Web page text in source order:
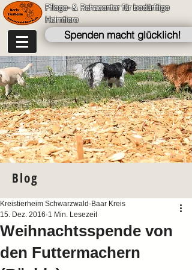
Pflege- & Rehacenter für bedürftige
Heimtiere
Spenden macht glücklich!
Blog
Weihnachtsspende von
den Futtermachern
Kreistierheim Schwarzwald-Baar Kreis
15. Dez. 2016 1 Min. Lesezeit